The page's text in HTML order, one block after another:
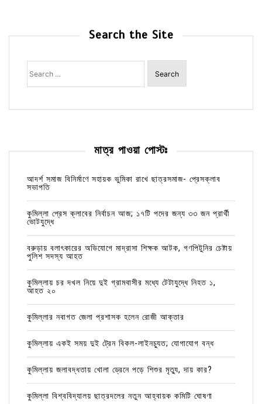
Search the Site
Search
for:
মাত্র পাওয়া পোস্টঃ
আদর্শ সমাজ বিনির্মাণে সহায়ক ভুমিকা রাখে ছাত্রসমাজ- প্রেসক্লাব
সভাপতি
কুমিল্লা প্রেস ক্লাবের নির্বাচন আজ; ১৭টি পদের জন্য ৩৩ জন প্রার্থী
ভোটযুদ্ধে
বরুড়ায় বলাৎকারের অভিযোগে মাদ্রাসা শিক্ষক আটক, গণপিটুনির চেষ্টায়
পুলিশ সদস্য আহত
কুমিল্লায় চর দখল নিয়ে দুই গ্রামবাসীর মধ্যে টেটাযুদ্ধে নিহত ১,
আহত ২০
কুমিল্লার নবাগত জেলা প্রশাসক হলেন রোজী আক্তার
কুমিল্লায় একই সময় দুই ট্রেন বিকল-লাইনচ্যুত; যোগাযোগ বন্ধ
কুমিল্লায় জলাবদ্ধতায় খোলা ড্রেনে পড়ে শিশুর মৃত্যু, দায় কার?
কুমিল্লা বিশ্ববিদ্যালয় ছাত্রদলের নতুন আহ্বায়ক কমিটি ঘোষণা